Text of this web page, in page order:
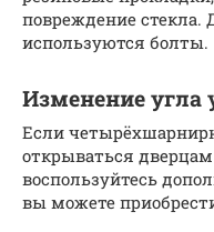
повреждение стекла.
используются болты.
Изменение угла
Если
открываться
воспользуйтесь
вы можете